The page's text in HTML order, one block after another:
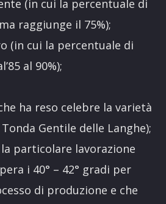
(in cui la percentuale di
raggiunge il 75%);
(in cui la percentuale di
al 90%);
ha reso celebre la varietà
Gentile delle Langhe);
particolare lavorazione
i 40° – 42° gradi per
di produzione e che